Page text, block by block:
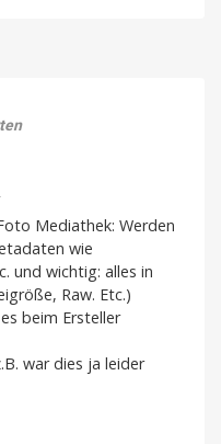
Home
Mediathek: Werden
wie
und wichtig: alles in
Raw. Etc.)
beim Ersteller
war dies ja leider